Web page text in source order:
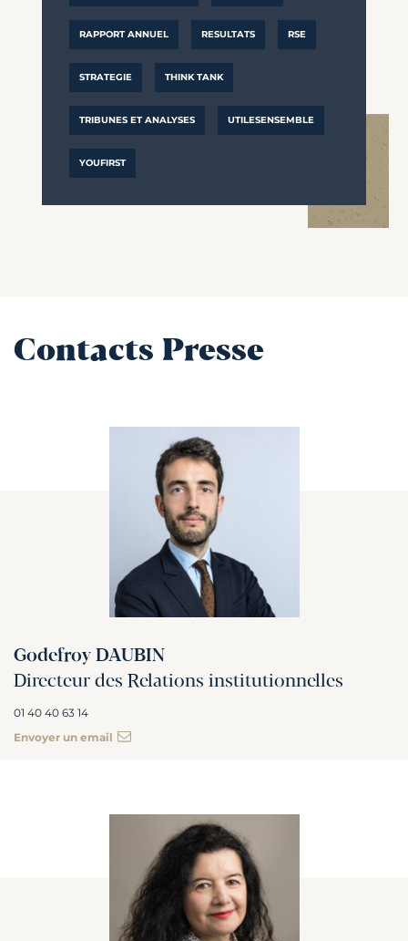
RAPPORT ANNUEL RESULTATS RSE
STRATEGIE THINK TANK
TRIBUNES ET ANALYSES UTILESENSEMBLE
YOUFIRST
Contacts Presse
Godefroy DAUBIN
Directeur des Relations institutionnelles
01 40 40 63 14
Envoyer un email